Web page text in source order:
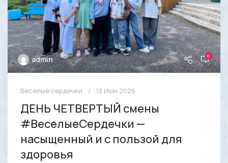
admin 0
Веселые сердечки 13 Июн 2026
ДЕНЬ ЧЕТВЕРТЫЙ смены
#ВеселыеСердечки —
насыщенный и с пользой для
здоровья